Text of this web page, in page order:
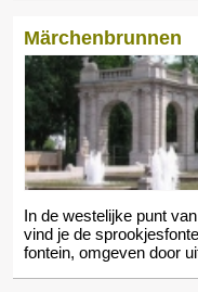
Märchenbrunnen
In de westelijke punt
vind je de
fontein, omgeven door